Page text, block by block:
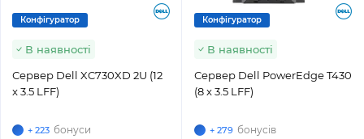
Конфігуратор
В наявності
Сервер Dell XC730XD 2U (12
x 3.5 LFF)
+ 223 бонуси
Конфігуратор
В наявності
Сервер Dell PowerEdge T430
(8 x 3.5 LFF)
+ 279 бонусів